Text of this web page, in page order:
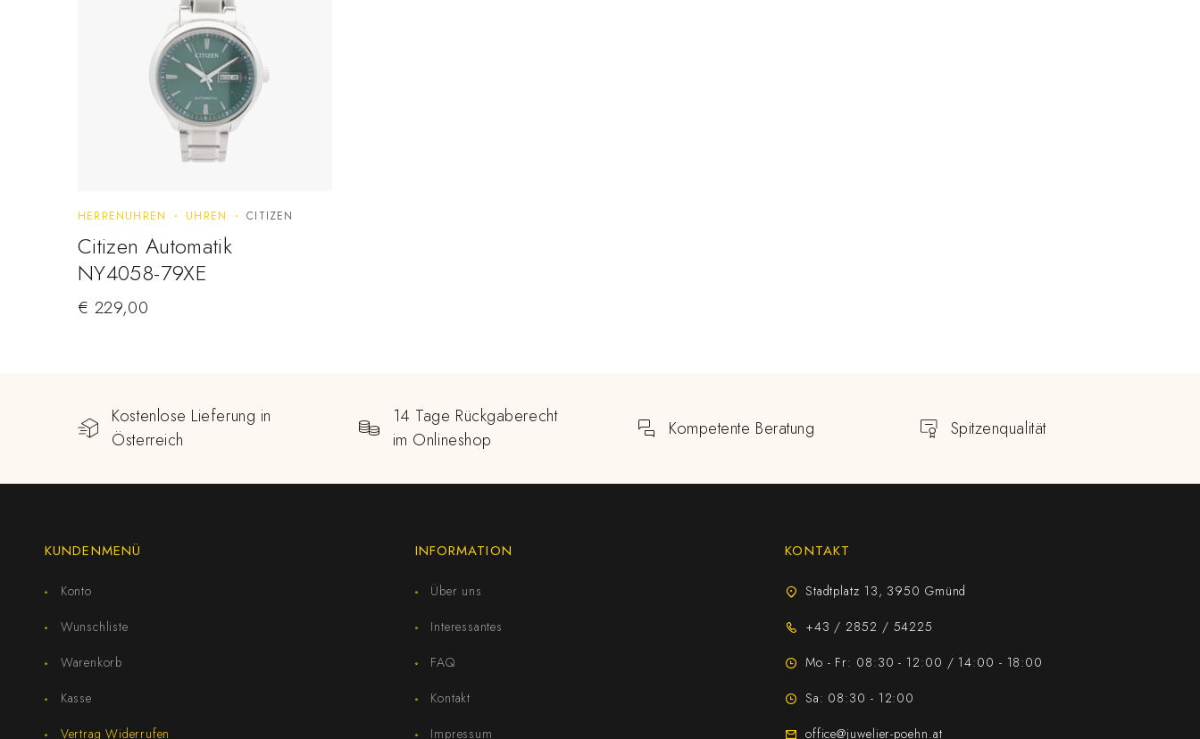
HERRENUHREN UHREN CITIZEN
Citizen Automatik
NY4058-79XE
€ 229,00
Kostenlose Lieferung in
Österreich
14 Tage Rückgaberecht
im Onlineshop
Kompetente Beratung Spitzenqualität
KUNDENMENÜ
Konto
Wunschliste
Warenkorb
Kasse
Vertrag Widerrufen
INFORMATION
Über uns
Interessantes
FAQ
Kontakt
Impressum
KONTAKT
Stadtplatz 13, 3950 Gmünd
+43 / 2852 / 54225
Mo - Fr: 08:30 - 12:00 / 14:00 - 18:00
Sa: 08:30 - 12:00
office@juwelier-poehn.at